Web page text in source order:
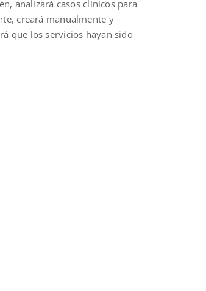
analizará casos clínicos para
creará manualmente y
que los servicios hayan sido